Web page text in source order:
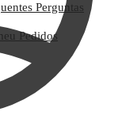
Perguntas